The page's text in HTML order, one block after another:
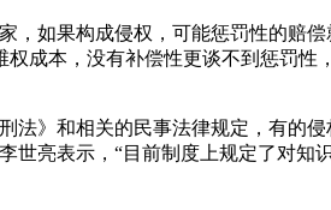
如果构成侵权，可能惩罚性的赔
成本，没有补偿性更谈不到惩罚
》和相关的民事法律规定，有的
亮表示，“目前制度上规定了对